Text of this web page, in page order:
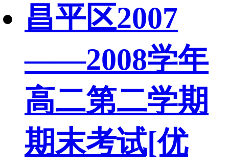
昌平区2007
——2008学年
高二第二学期
期末考试[优